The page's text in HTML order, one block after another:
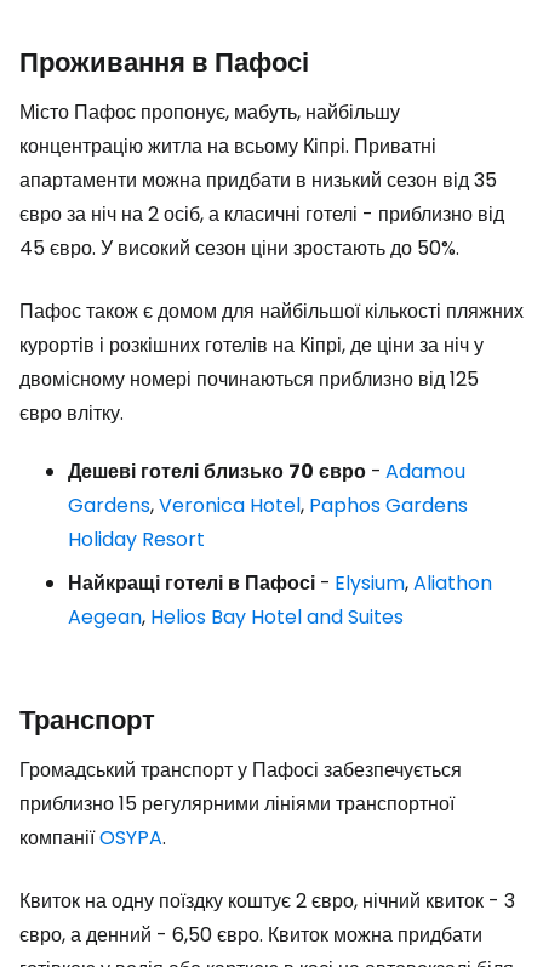
Проживання в Пафосі
Місто Пафос пропонує, мабуть, найбільшу
концентрацію житла на всьому Кіпрі. Приватні
апартаменти можна придбати в низький сезон від 35
євро за ніч на 2 осіб, а класичні готелі - приблизно від
45 євро. У високий сезон ціни зростають до 50%.
Пафос також є домом для найбільшої кількості пляжних
курортів і розкішних готелів на Кіпрі, де ціни за ніч у
двомісному номері починаються приблизно від 125
євро влітку.
Дешеві готеліблизько 70 євро - Adamou
Gardens,Veronica Hotel, Paphos Gardens
Holiday Resort
Найкращі готелі в Пафосі - Elysium,Aliathon
Aegean, Helios Bay Hotel and Suites
Транспорт
Громадський транспорт у Пафосі забезпечується
приблизно 15 регулярними лініями транспортної
компаніїOSYPA.
Квиток на одну поїздку коштує 2 євро, нічний квиток - 3
євро, а денний - 6,50 євро. Квиток можна придбати